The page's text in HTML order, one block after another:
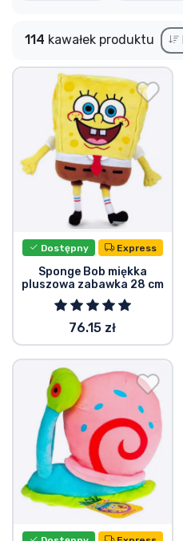
114 kawałek produktu
Dostępny Express
Sponge Bob miękka
pluszowa zabawka 28 cm
76.15 zł
Wspaniałe rzeczy
Rzeczy z anime
Rzeczy dla graczy
Rzeczy sportowe
Rzeczy muzyczne
Typy produktów
Marki